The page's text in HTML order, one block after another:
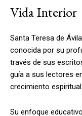
Vida Interior
Santa Teresa de
conocida por su
través de sus
guía a sus lectores
crecimiento espiritual.
Su enfoque